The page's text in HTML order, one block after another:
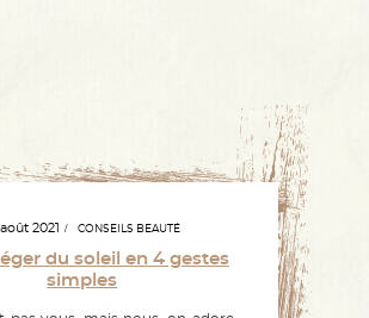
2021 CONSEILS BEAUTÉ
du soleil en 4 gestes
simples